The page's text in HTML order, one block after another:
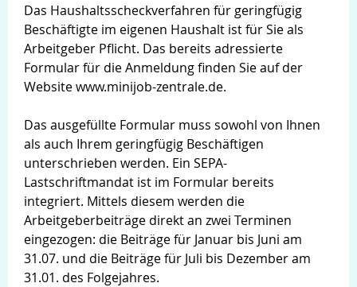
Das Haushaltsscheckverfahren für geringfügig
Beschäftigte im eigenen Haushalt ist für Sie als
Arbeitgeber Pflicht. Das bereits adressierte
Formular für die Anmeldung finden Sie auf der
Website www.minijob-zentrale.de.
Das ausgefüllte Formular muss sowohl von Ihnen
als auch Ihrem geringfügig Beschäftigen
unterschrieben werden. Ein SEPA-
Lastschriftmandat ist im Formular bereits
integriert. Mittels diesem werden die
Arbeitgeberbeiträge direkt an zwei Terminen
eingezogen: die Beiträge für Januar bis Juni am
31.07. und die Beiträge für Juli bis Dezember am
31.01. des Folgejahres.